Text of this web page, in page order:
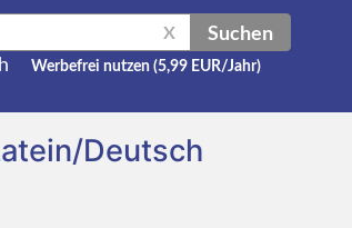
X Suchen
Werbefrei nutzen (5,99 EUR/Jahr)
Deutsch